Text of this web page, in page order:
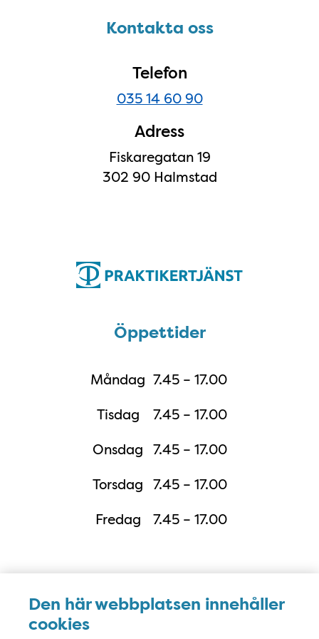
Den här webbplatsen innehåller
cookies
Kontakta ossKontakta oss
Telefon
035 14 60 90
Adress
Fiskaregatan 19
302 90 Halmstad
Öppettider
Måndag 7.45 – 17.00
Tisdag
7.45 – 17.00
Onsdag 7.45 – 17.00
Torsdag 7.45 – 17.00
Fredag
7.45 – 17.00
Karta